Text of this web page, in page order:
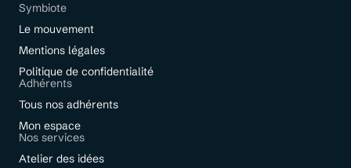
Symbiote
Le mouvement
Mentions légales
Politique de confidentialité
Adhérents
Tous nos adhérents
Mon espace
Nos services
Atelier des idées